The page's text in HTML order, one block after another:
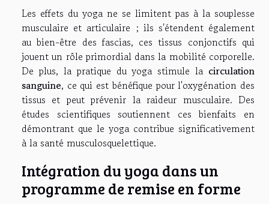
Les effets du yoga ne se limitent pas à la souplesse
musculaire et articulaire ; ils s'étendent également
au bien-être des fascias, ces tissus conjonctifs qui
jouent un rôle primordial dans la mobilité corporelle.
De plus, la pratique du yoga stimule la circulation
sanguine, ce qui est bénéfique pour l'oxygénation des
tissus et peut prévenir la raideur musculaire. Des
études scientifiques soutiennent ces bienfaits en
démontrant que le yoga contribue significativement
à la santé musculosquelettique.
Intégration du yoga dans un
programme de remise en forme